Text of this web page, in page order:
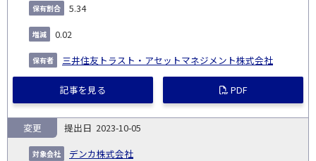
5.34
0.02
三井住友トラスト・アセットマネジメント株式会社
記事を見る PDF
2023-10-05
デンカ株式会社
変更